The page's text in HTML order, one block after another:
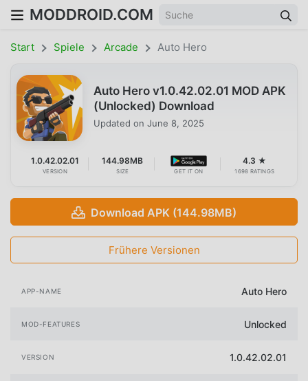
MODDROID.COM
Start Spiele Arcade Auto Hero
Auto Hero v1.0.42.02.01 MOD APK
(Unlocked) Download
Updated on June 8, 2025
1.0.42.02.01
VERSION
144.98MB
SIZE GET IT ON
4.3 ★
1698 RATINGS
Download APK (144.98MB)
Frühere Versionen
APP-NAME Auto Hero
MOD-FEATURES Unlocked
VERSION 1.0.42.02.01